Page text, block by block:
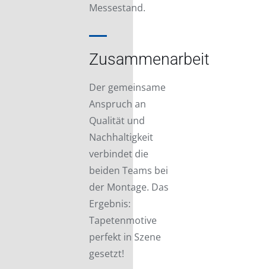
Messestand.
Zusammenarbeit
Der gemeinsame
Anspruch an
Qualität und
Nachhaltigkeit
verbindet die
beiden Teams bei
der Montage. Das
Ergebnis:
Tapetenmotive
perfekt in Szene
gesetzt!